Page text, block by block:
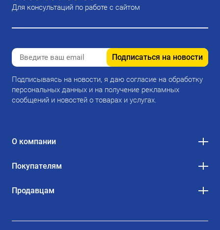
Для консультаций по работе с сайтом
Подписаться на новости
Подписываясь на новости, я даю согласие на обработку
персональных данных и на получение рекламных
сообщений и новостей о товарах и услугах.
О компании
Покупателям
Продавцам